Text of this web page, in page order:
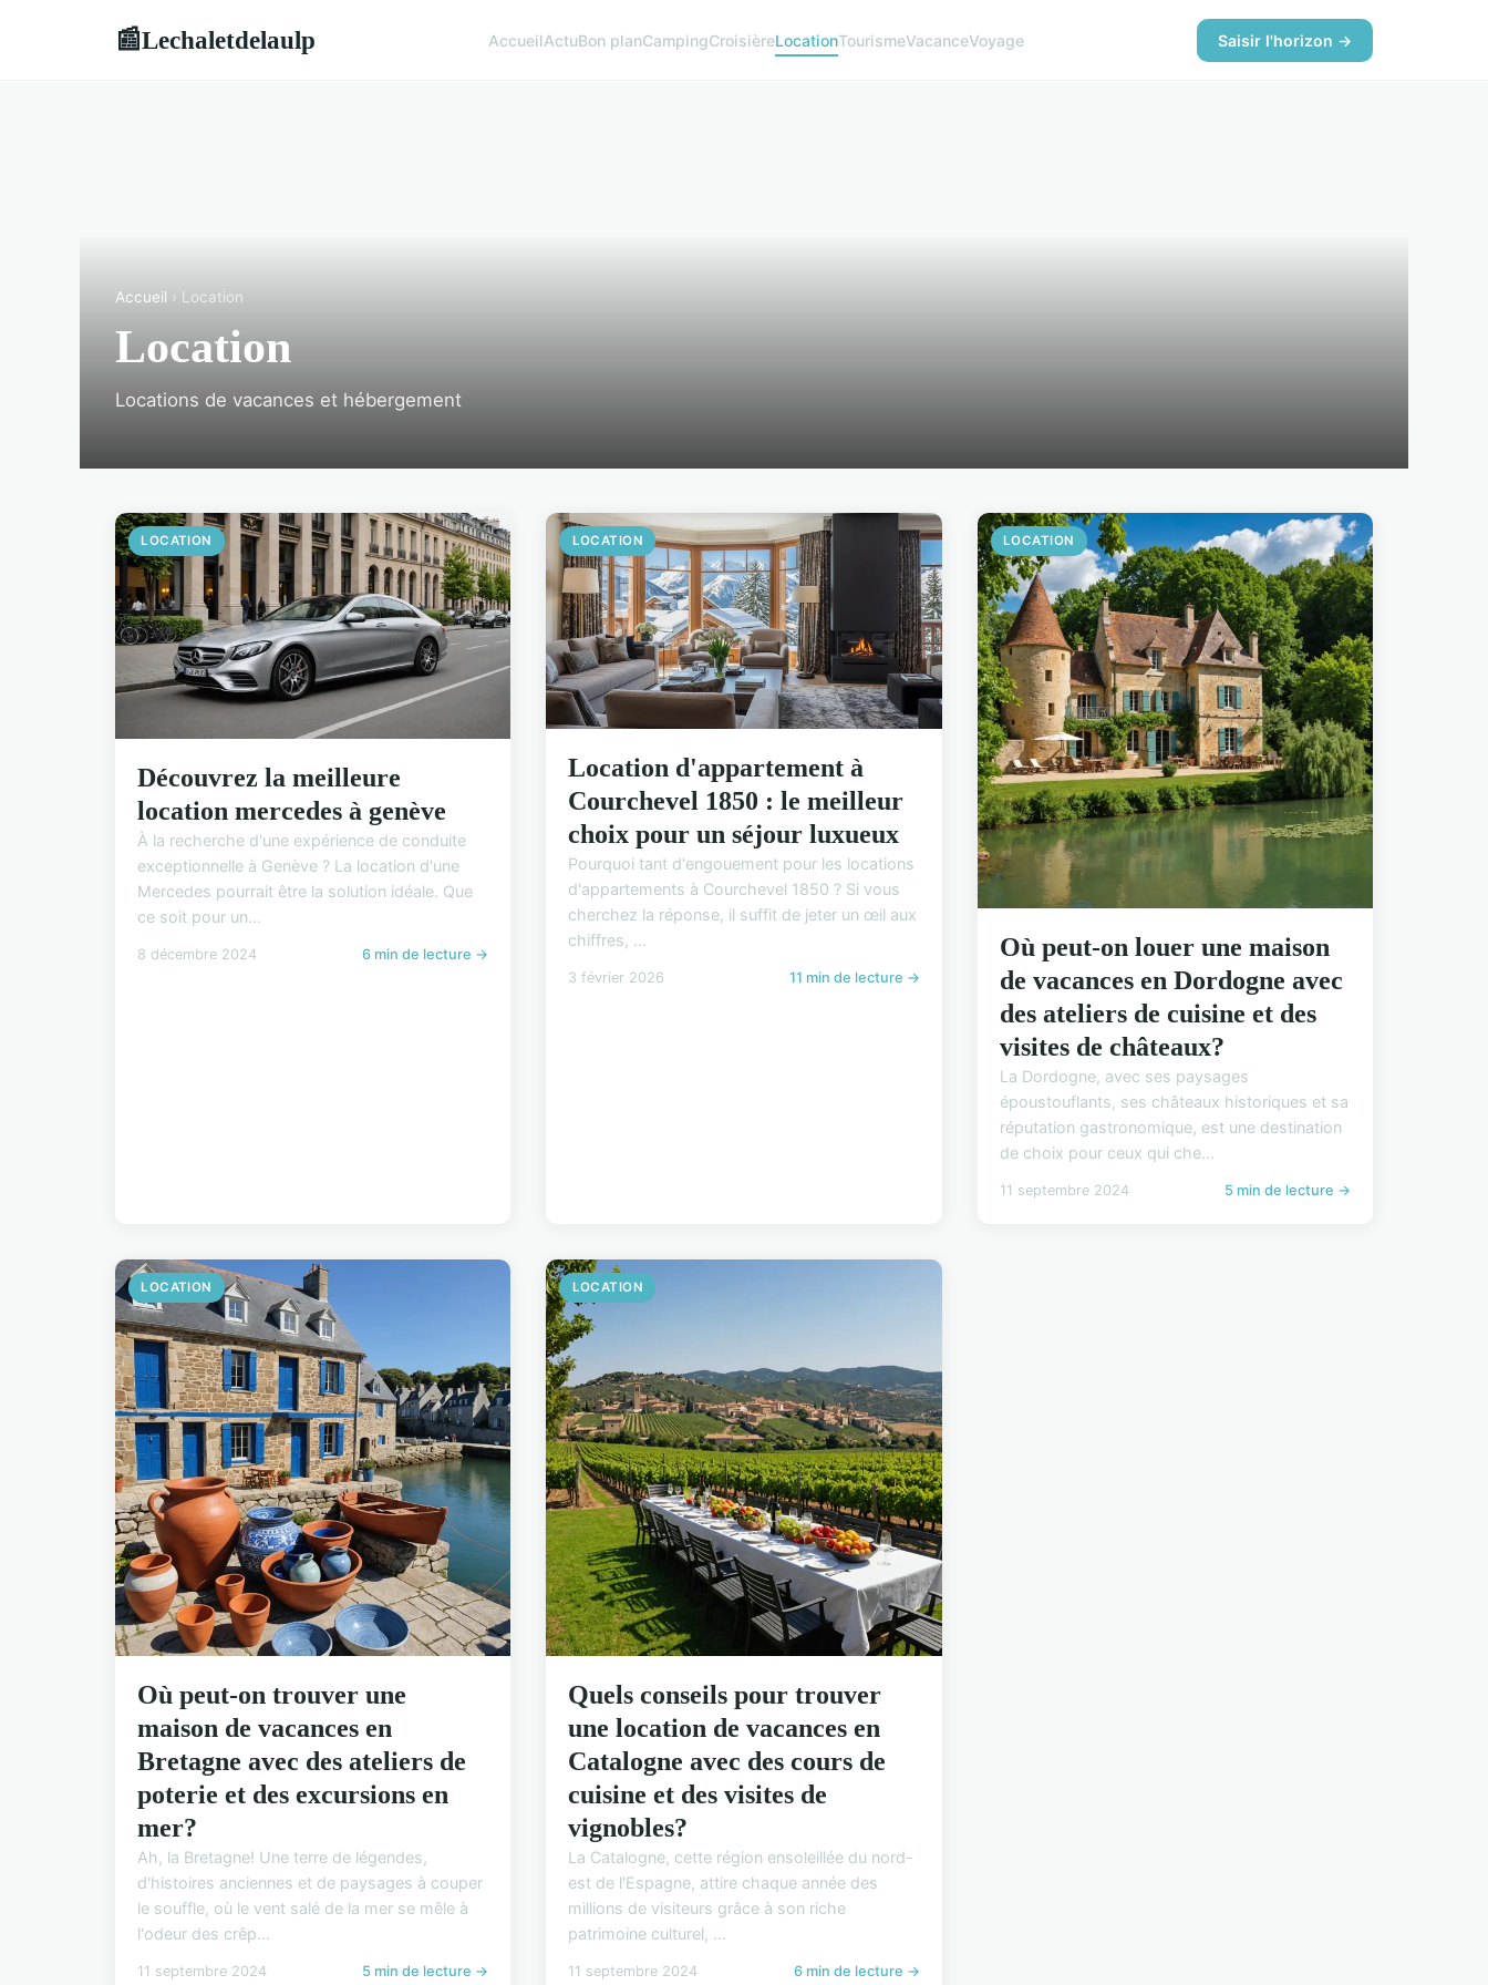
📰Lechaletdelaulp AccueilActuBon planCampingCroisièreLocationTourismeVacanceVoyage Saisir l'horizon →
Accueil › Location
Location
Locations de vacances et hébergement
LOCATION
Découvrez la meilleure
location mercedes à genève
À la recherche d'une expérience de conduite
exceptionnelle à Genève ? La location d'une
Mercedes pourrait être la solution idéale. Que
ce soit pour un...
8 décembre 2024 6 min de lecture →
LOCATION
Location d'appartement à
Courchevel 1850 : le meilleur
choix pour un séjour luxueux
Pourquoi tant d'engouement pour les locations
d'appartements à Courchevel 1850 ? Si vous
cherchez la réponse, il suffit de jeter un œil aux
chiffres, ...
3 février 2026 11 min de lecture →
LOCATION
Où peut-on louer une maison
de vacances en Dordogne avec
des ateliers de cuisine et des
visites de châteaux?
La Dordogne, avec ses paysages
époustouflants, ses châteaux historiques et sa
réputation gastronomique, est une destination
de choix pour ceux qui che...
11 septembre 2024 5 min de lecture →
LOCATION
Où peut-on trouver une
maison de vacances en
Bretagne avec des ateliers de
poterie et des excursions en
mer?
Ah, la Bretagne! Une terre de légendes,
d'histoires anciennes et de paysages à couper
le souffle, où le vent salé de la mer se mêle à
l'odeur des crêp...
11 septembre 2024 5 min de lecture →
LOCATION
Quels conseils pour trouver
une location de vacances en
Catalogne avec des cours de
cuisine et des visites de
vignobles?
La Catalogne, cette région ensoleillée du nord-
est de l'Espagne, attire chaque année des
millions de visiteurs grâce à son riche
patrimoine culturel, ...
11 septembre 2024 6 min de lecture →